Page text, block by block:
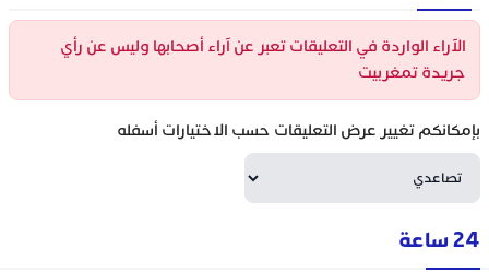
الآراء الواردة في التعليقات تعبر عن آراء أصحابها وليس عن رأي
جريدة تمغربيت
بإمكانكم تغيير عرض التعليقات حسب الاختيارات أسفله
24 ساعة